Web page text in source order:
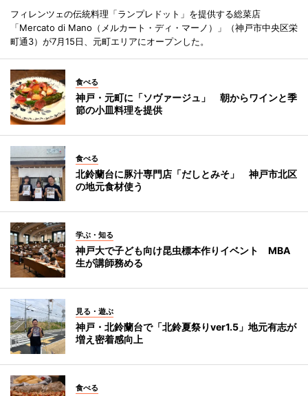
フィレンツェの伝統料理「ランプレドット」を提供する総菜店
「Mercato di Mano（メルカート・ディ・マーノ）」（神戸市中央区栄
町通3）が7月15日、元町エリアにオープンした。
食べる
神戸・元町に「ソヴァージュ」 朝からワインと季
節の小皿料理を提供
食べる
北鈴蘭台に豚汁専門店「だしとみそ」 神戸市北区
の地元食材使う
学ぶ・知る
神戸大で子ども向け昆虫標本作りイベント MBA
生が講師務める
見る・遊ぶ
神戸・北鈴蘭台で「北鈴夏祭りver1.5」地元有志が
増え密着感向上
食べる